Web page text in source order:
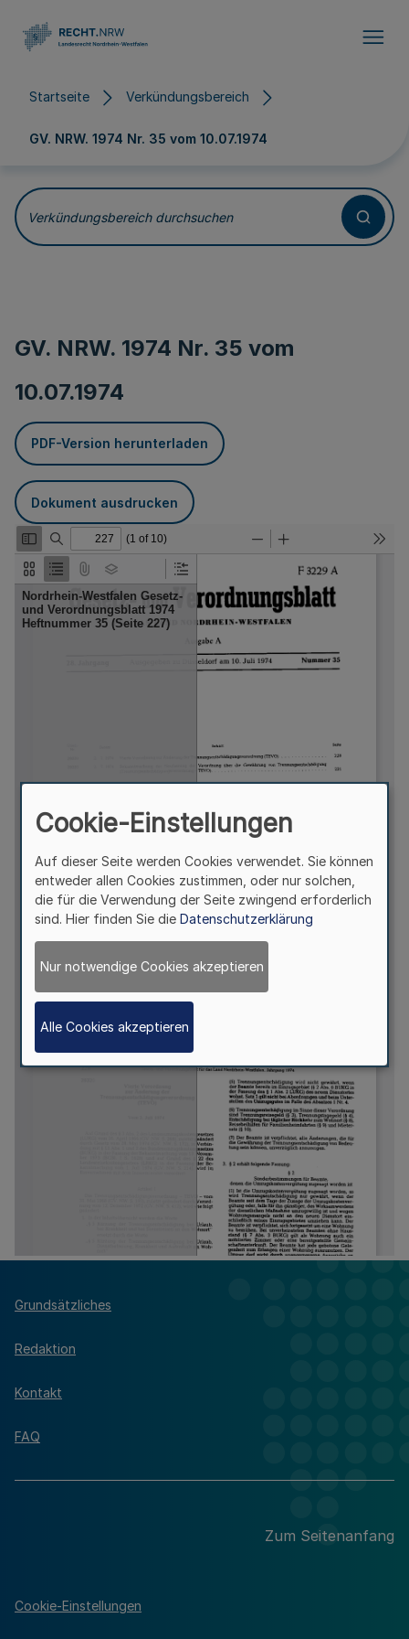
Startseite Verkündungsbereich
GV. NRW. 1974 Nr. 35 vom 10.07.1974
Verkündungsbereich durchsuchen
GV. NRW. 1974 Nr. 35 vom
10.07.1974
PDF-Version herunterladen
Dokument ausdrucken
Grundsätzliches
Redaktion
Kontakt
FAQ
Zum Seitenanfang
Cookie-Einstellungen
Cookie-Einstellungen
Auf dieser Seite werden Cookies verwendet. Sie können
entweder allen Cookies zustimmen, oder nur solchen,
die für die Verwendung der Seite zwingend erforderlich
sind. Hier finden Sie die Datenschutzerklärung
Nur notwendige Cookies akzeptieren
Alle Cookies akzeptieren